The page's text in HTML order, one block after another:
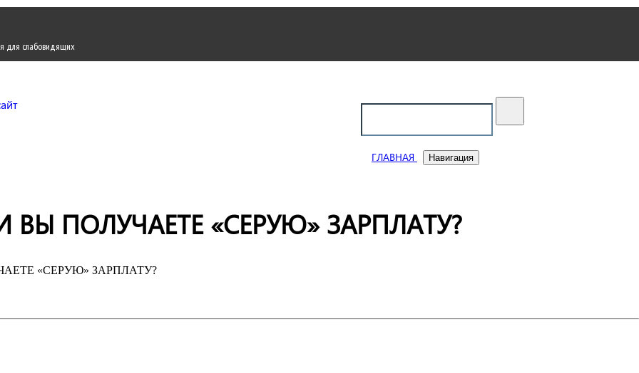
для слабовидящих
ГЛАВНАЯ Навигация
ВЫ ПОЛУЧАЕТЕ «СЕРУЮ» ЗАРПЛАТУ?
«СЕРУЮ» ЗАРПЛАТУ?